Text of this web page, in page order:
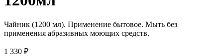
Чайник (1200 мл). Применение бытовое. Мыть без
применения абразивных моющих средств.
1 330 ₽